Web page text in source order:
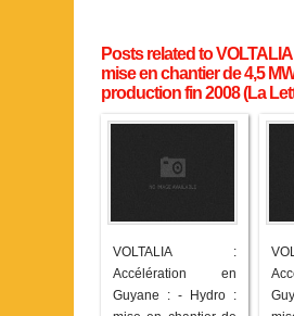
Posts related to
mise en chantier de 4,5
production fin 2008 (La
VOLTALIA :
Accélération en
Guyane : - Hydro :